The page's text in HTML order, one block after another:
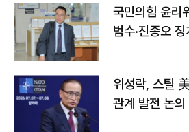
국민의힘 윤리
범수·진종오
위성락, 스틸
관계 발전 논의